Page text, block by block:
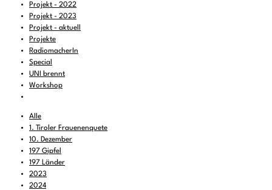
Projekt - 2022
Projekt - 2023
Projekt - aktuell
Projekte
RadiomacherIn
Special
UNI brennt
Workshop
Alle
1. Tiroler Frauenenquete
10. Dezember
197 Gipfel
197 Länder
2023
2024